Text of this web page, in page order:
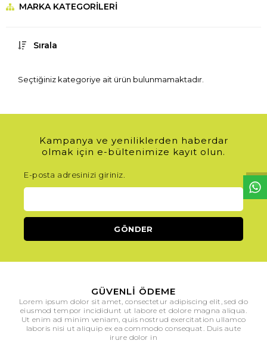
MARKA KATEGORILERI
Sırala
Seçtiğiniz kategoriye ait ürün bulunmamaktadır.
Kampanya ve yeniliklerden haberdar
olmak için e-bültenimize kayıt olun.
E-posta adresinizi giriniz.
GÜVENLI ÖDEME
Lorem ipsum dolor sit amet, consectetur adipiscing elit, sed do
eiusmod tempor incididunt ut labore et dolore magna aliqua.
Ut enim ad minim veniam, quis nostrud exercitation ullamco
laboris nisi ut aliquip ex ea commodo consequat. Duis aute
irure dolor in